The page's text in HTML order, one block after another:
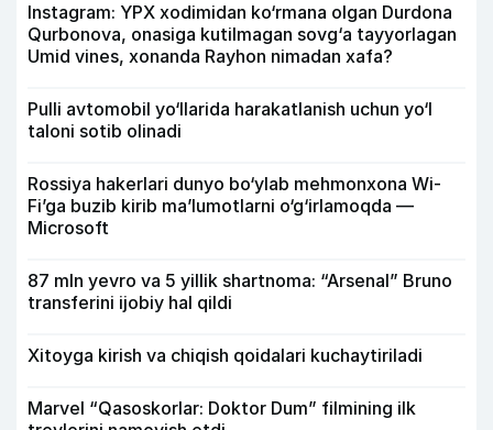
Instagram: YPX xodimidan ko‘rmana olgan Durdona
Qurbonova, onasiga kutilmagan sovg‘a tayyorlagan
Umid vines, xonanda Rayhon nimadan xafa?
Pulli avtomobil yo‘llarida harakatlanish uchun yo‘l
taloni sotib olinadi
Rossiya hakerlari dunyo bo‘ylab mehmonxona Wi-
Fi’ga buzib kirib ma’lumotlarni o‘g‘irlamoqda —
Microsoft
87 mln yevro va 5 yillik shartnoma: “Arsenal” Bruno
transferini ijobiy hal qildi
Xitoyga kirish va chiqish qoidalari kuchaytiriladi
Marvel “Qasoskorlar: Doktor Dum” filmining ilk